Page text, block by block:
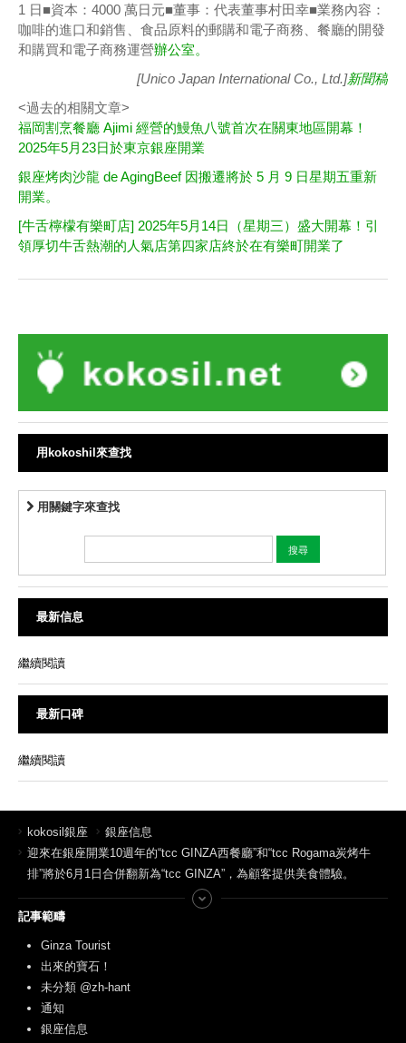
1 日■資本：4000 萬日元■董事：代表董事村田幸■業務內容：
咖啡的進口和銷售、食品原料的郵購和電子商務、餐廳的開發
和購買和電子商務運營辦公室。
[Unico Japan International Co., Ltd.]新聞稿
<過去的相關文章>
福岡割烹餐廳 Ajimi 經營的鰻魚八號首次在關東地區開幕！
2025年5月23日於東京銀座開業
銀座烤肉沙龍 de AgingBeef 因搬遷將於 5 月 9 日星期五重新
開業。
[牛舌檸檬有樂町店] 2025年5月14日（星期三）盛大開幕！引
領厚切牛舌熱潮的人氣店第四家店終於在有樂町開業了
用kokoshil來查找
用關鍵字來查找
最新信息
繼續閱讀
最新口碑
繼續閱讀
kokosil銀座
銀座信息
迎來在銀座開業10週年的“tcc GINZA西餐廳”和“tcc Rogama炭烤牛
排”將於6月1日合併翻新為“tcc GINZA”，為顧客提供美食體驗。
記事範疇
Ginza Tourist
出來的寶石！
未分類 @zh-hant
通知
銀座信息